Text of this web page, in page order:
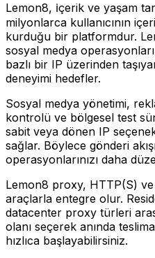
Lemon8, i̇çerik ve yaşam
milyonlarca kullanıcının
kurduğu bir platformdur.
sosyal medya
bazlı bir IP üzerinden
deneyimi hedefler.
Sosyal medya yönetimi,
kontrolü ve bölgesel test
sabit veya dönen IP
sağlar. Böylece gönderi
operasyonlarınızı daha
Lemon8 proxy, HTTP(S)
araçlarla entegre olur.
datacenter proxy türleri
olanı seçerek anında
hızlıca başlayabilirsiniz.